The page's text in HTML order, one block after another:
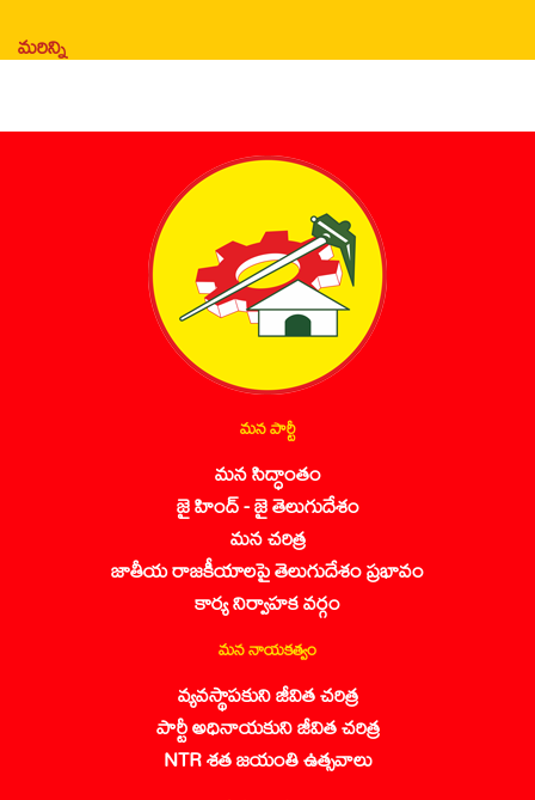
మరిన్ని
మన పార్టీ
మన సిద్ధాంతం
జై హింద్ - జై తెలుగుదేశం
మన చరిత్ర
జాతీయ రాజకీయాలపై తెలుగుదేశం ప్రభావం
కార్య నిర్వాహక వర్గం
మన నాయకత్వం
వ్యవస్థాపకుని జీవిత చరిత్ర
పార్టీ అధినాయకుని జీవిత చరిత్ర
NTR శత జయంతి ఉత్సవాలు